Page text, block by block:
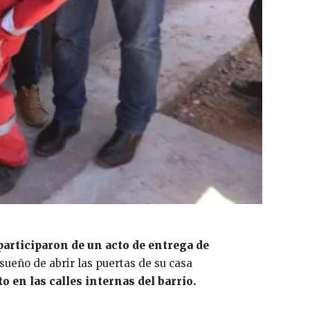
de un acto de entrega de
de abrir las puertas de su casa
en las calles internas del barrio.